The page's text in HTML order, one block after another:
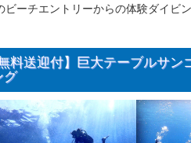
ビーチエントリーからの体験ダイビ
料送迎付】巨大テーブルサン
グ